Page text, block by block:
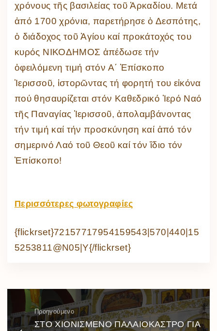
χρόνους τῆς βασιλείας τοῦ Ἀρκαδίου. Μετά
ἀπό 1700 χρόνια, παρετήρησε ὀ Δεσπότης,
ὁ διάδοχος τοῦ Ἁγίου καί προκάτοχός του
κυρός ΝΙΚΟΔΗΜΟΣ ἀπέδωσε τήν
ὁφειλόμενη τιμή στόν Α΄ Ἐπίσκοπο
Ἱερισσοῦ, ἱστορῶντας τή φορητή του εἰκόνα
πού θησαυρίζεται στόν Καθεδρικό Ἱερό Ναό
τῆς Παναγίας Ἰερισσοῦ, ἀπολαμβάνοντας
τήν τιμή καί τήν προσκύνηση καί ἀπό τόν
σημερινό Λαό τοῦ Θεοῦ καί τόν ἲδιο τόν
Ἐπίσκοπο!
Περισσότερες φωτογραφίες
{flickrset}72157717954159543|570|440|15
5253811@N05|Y{/flickrset}
Προηγούμενο
ΣΤΟ ΧΙΟΝΙΣΜΕΝΟ ΠΑΛΑΙΟΚΑΣΤΡΟ ΓΙΑ